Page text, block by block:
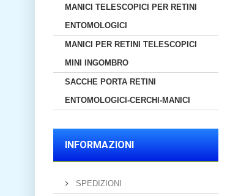
MANICI TELESCOPICI PER RETINI
ENTOMOLOGICI
MANICI PER RETINI TELESCOPICI
MINI INGOMBRO
SACCHE PORTA RETINI
ENTOMOLOGICI-CERCHI-MANICI
INFORMAZIONI
SPEDIZIONI